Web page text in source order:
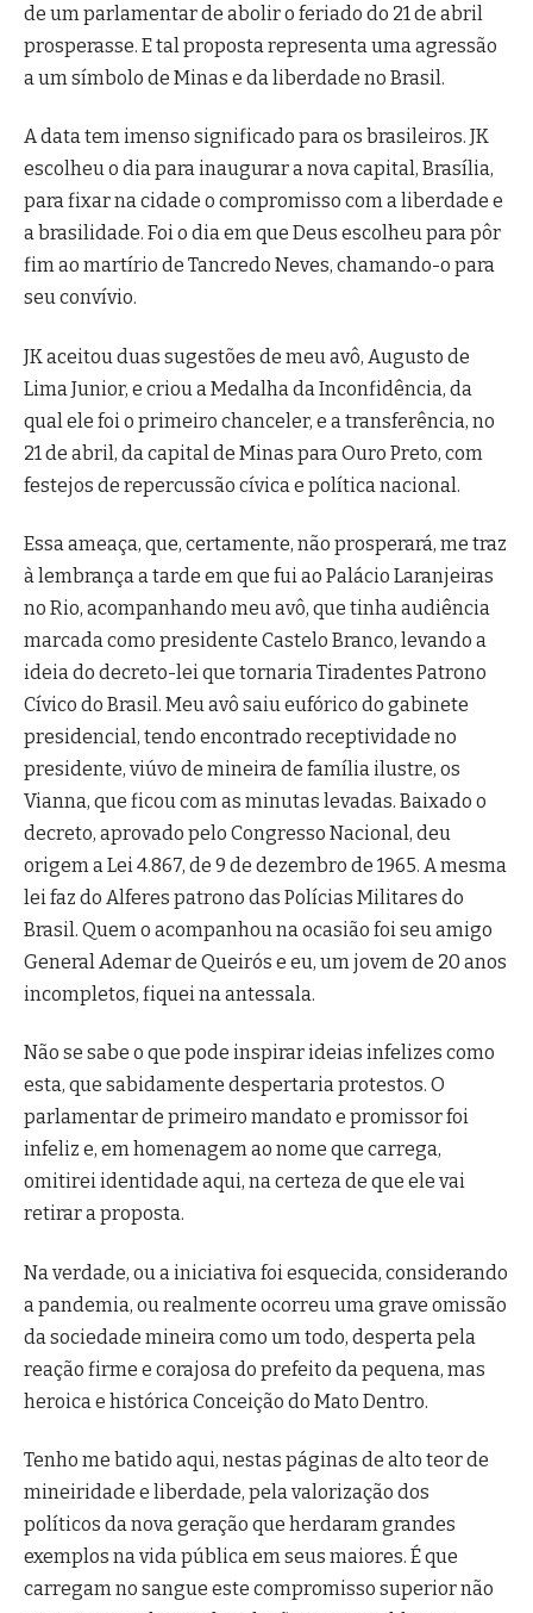
de um parlamentar de abolir o feriado do 21 de abril
prosperasse. E tal proposta representa uma agressão
a um símbolo de Minas e da liberdade no Brasil.
A data tem imenso significado para os brasileiros. JK
escolheu o dia para inaugurar a nova capital, Brasília,
para fixar na cidade o compromisso com a liberdade e
a brasilidade. Foi o dia em que Deus escolheu para pôr
fim ao martírio de Tancredo Neves, chamando-o para
seu convívio.
JK aceitou duas sugestões de meu avô, Augusto de
Lima Junior, e criou a Medalha da Inconfidência, da
qual ele foi o primeiro chanceler, e a transferência, no
21 de abril, da capital de Minas para Ouro Preto, com
festejos de repercussão cívica e política nacional.
Essa ameaça, que, certamente, não prosperará, me traz
à lembrança a tarde em que fui ao Palácio Laranjeiras
no Rio, acompanhando meu avô, que tinha audiência
marcada como presidente Castelo Branco, levando a
ideia do decreto-lei que tornaria Tiradentes Patrono
Cívico do Brasil. Meu avô saiu eufórico do gabinete
presidencial, tendo encontrado receptividade no
presidente, viúvo de mineira de família ilustre, os
Vianna, que ficou com as minutas levadas. Baixado o
decreto, aprovado pelo Congresso Nacional, deu
origem a Lei 4.867, de 9 de dezembro de 1965. A mesma
lei faz do Alferes patrono das Polícias Militares do
Brasil. Quem o acompanhou na ocasião foi seu amigo
General Ademar de Queirós e eu, um jovem de 20 anos
incompletos, fiquei na antessala.
Não se sabe o que pode inspirar ideias infelizes como
esta, que sabidamente despertaria protestos. O
parlamentar de primeiro mandato e promissor foi
infeliz e, em homenagem ao nome que carrega,
omitirei identidade aqui, na certeza de que ele vai
retirar a proposta.
Na verdade, ou a iniciativa foi esquecida, considerando
a pandemia, ou realmente ocorreu uma grave omissão
da sociedade mineira como um todo, desperta pela
reação firme e corajosa do prefeito da pequena, mas
heroica e histórica Conceição do Mato Dentro.
Tenho me batido aqui, nestas páginas de alto teor de
mineiridade e liberdade, pela valorização dos
políticos da nova geração que herdaram grandes
exemplos na vida pública em seus maiores. É que
carregam no sangue este compromisso superior não